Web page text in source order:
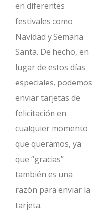
en diferentes
festivales como
Navidad y Semana
Santa. De hecho, en
lugar de estos días
especiales, podemos
enviar tarjetas de
felicitación en
cualquier momento
que queramos, ya
que “gracias”
también es una
razón para enviar la
tarjeta.